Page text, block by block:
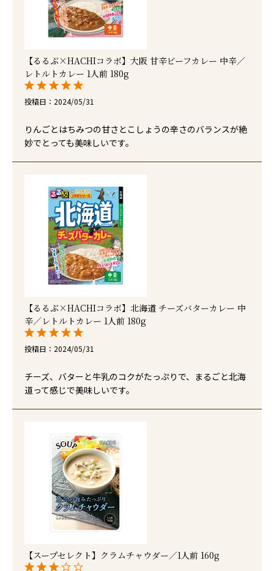
【るるぶ×HACHIコラボ】大阪 甘辛ビーフカレー 中辛／
レトルトカレー 1人前 180g
投稿日 2024/05/31
りんごとはちみつの甘さとこしょうの辛さのバランスが絶
妙でとっても美味しいです。
【るるぶ×HACHIコラボ】北海道 チーズバターカレー 中
辛／レトルトカレー 1人前 180g
投稿日 2024/05/31
チーズ、バターと牛乳のコクがたっぷりで、まるごと北海
道って感じで美味しいです。
【スープセレクト】クラムチャウダー／1人前 160g